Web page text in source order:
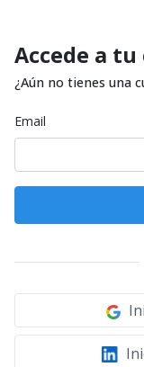
Accede a
¿Aún no tienes una
Email